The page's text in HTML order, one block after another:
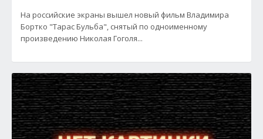
На российские экраны вышел новый фильм Владимира
Бортко "Тарас Бульба", снятый по одноименному
произведению Николая Гоголя...